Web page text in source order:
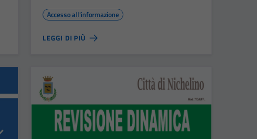
Accesso all'informazione
LEGGI DI PIÙ